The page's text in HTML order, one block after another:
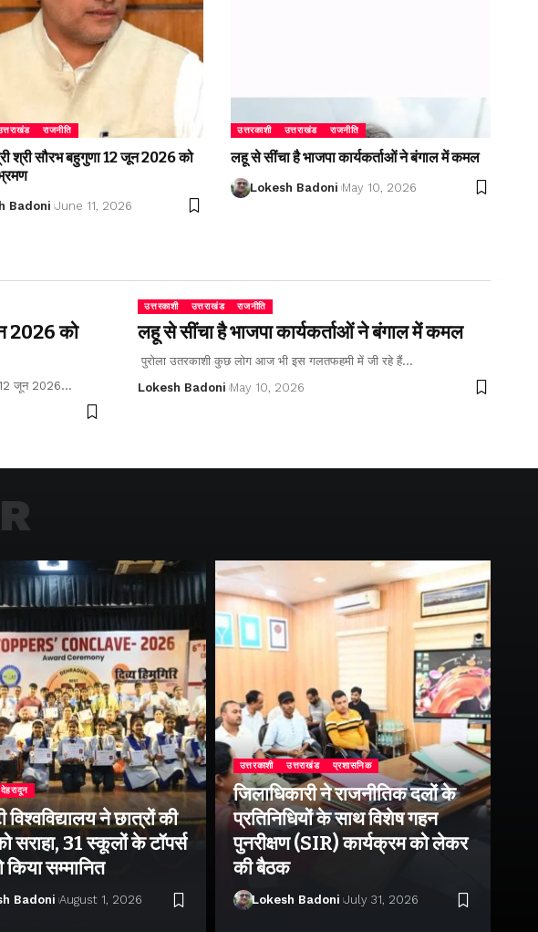
राजनीति
श्री सौरभ बहुगुणा 12 जून 2026 को
Badoni June 11, 2026
उत्तरकाशी उत्तराखंड राजनीति
लहू से सींचा है भाजपा कार्यकर्ताओं ने बंगाल में कमल
Lokesh Badoni May 10, 2026
2026 को
12 जून 2026…
उत्तरकाशी उत्तराखंड राजनीति
लहू से सींचा है भाजपा कार्यकर्ताओं ने बंगाल में कमल
पुरोला उतरकाशी कुछ लोग आज भी इस गलतफहमी में जी रहे हैं…
Lokesh Badoni May 10, 2026
देहरादून
ने छात्रों की
सराहा, 31 स्कूलों के टॉपर्स
किया सम्मानित
Badoni August 1, 2026
उत्तरकाशी उत्तराखंड प्रशासनिक
जिलाधिकारी ने राजनीतिक दलों के
प्रतिनिधियों के साथ विशेष गहन
पुनरीक्षण (SIR) कार्यक्रम को लेकर
की बैठक
Lokesh Badoni July 31, 2026